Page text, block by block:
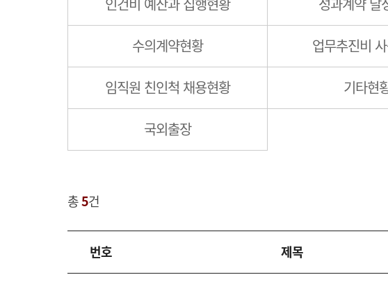
수의계약현황 업무추진비
임직원 친인척 채용현황 기타현
국외출장
총5건
번호 제목